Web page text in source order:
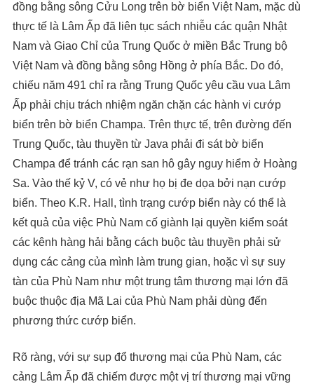
đồng bằng sông Cửu Long trên bờ biển Việt Nam, mặc dù
thực tế là Lâm Ấp đã liên tục sách nhiễu các quận Nhật
Nam và Giao Chỉ của Trung Quốc ở miền Bắc Trung bộ
Việt Nam và đồng bằng sông Hồng ở phía Bắc. Do đó,
chiếu năm 491 chỉ ra rằng Trung Quốc yêu cầu vua Lâm
Ấp phải chịu trách nhiệm ngăn chặn các hành vi cướp
biển trên bờ biển Champa. Trên thực tế, trên đường đến
Trung Quốc, tàu thuyền từ Java phải đi sát bờ biển
Champa để tránh các rạn san hô gây nguy hiểm ở Hoàng
Sa. Vào thế kỷ V, có vẻ như họ bị đe dọa bởi nạn cướp
biển. Theo K.R. Hall, tình trạng cướp biển này có thể là
kết quả của việc Phù Nam cố giành lại quyền kiểm soát
các kênh hàng hải bằng cách buộc tàu thuyền phải sử
dụng các cảng của mình làm trung gian, hoặc vì sự suy
tàn của Phù Nam như một trung tâm thương mại lớn đã
buộc thuộc địa Mã Lai của Phù Nam phải dùng đến
phương thức cướp biển.
Rõ ràng, với sự sụp đổ thương mại của Phù Nam, các
cảng Lâm Ấp đã chiếm được một vị trí thương mại vững